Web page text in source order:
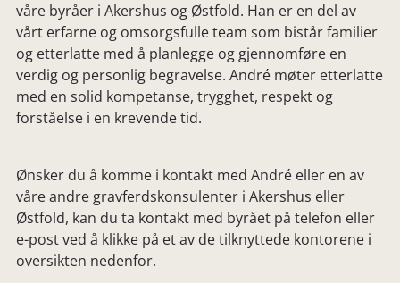
våre byråer i Akershus og Østfold. Han er en del av
vårt erfarne og omsorgsfulle team som bistår familier
og etterlatte med å planlegge og gjennomføre en
verdig og personlig begravelse. André møter etterlatte
med en solid kompetanse, trygghet, respekt og
forståelse i en krevende tid.
Ønsker du å komme i kontakt med André eller en av
våre andre gravferdskonsulenter i Akershus eller
Østfold, kan du ta kontakt med byrået på telefon eller
e-post ved å klikke på et av de tilknyttede kontorene i
oversikten nedenfor.